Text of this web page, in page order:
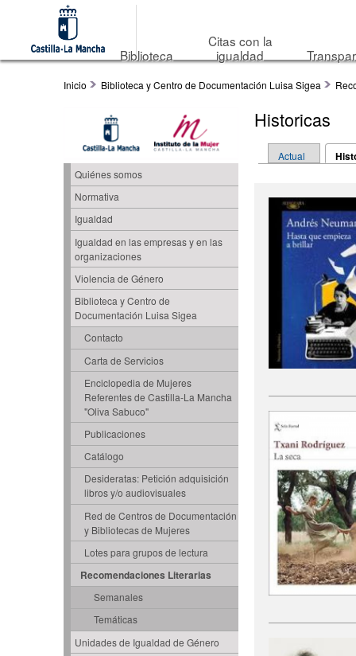
Biblioteca
Citas con la
igualdad
Inicio Biblioteca y Centro de Documentación Luisa Sigea
Quiénes somos
Normativa
Igualdad
Igualdad en las empresas y en las
organizaciones
Violencia de Género
Biblioteca y Centro de
Documentación Luisa Sigea
Contacto
Carta de Servicios
Enciclopedia de Mujeres
Referentes de Castilla-La Mancha
"Oliva Sabuco"
Publicaciones
Catálogo
Desideratas: Petición adquisición
libros y/o audiovisuales
Red de Centros de Documentación
y Bibliotecas de Mujeres
Lotes para grupos de lectura
Recomendaciones Literarias
Semanales
Temáticas
Unidades de Igualdad de Género
Historicas
Solapas
Actual